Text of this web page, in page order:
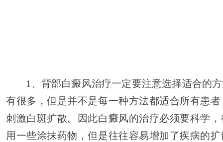
1、背部白癜风治疗一定要注意选择适合的方
有很多，但是并不是每一种方法都适合所有患
刺激白斑扩散。因此白癜风的治疗必须要科学
用一些涂抹药物，但是往往容易增加了疾病的